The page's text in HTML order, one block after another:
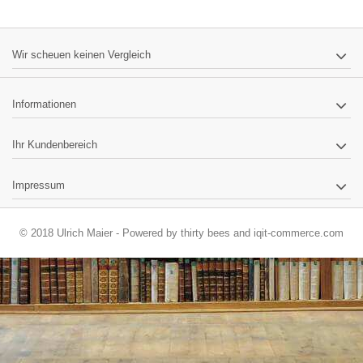
Wir scheuen keinen Vergleich
Informationen
Ihr Kundenbereich
Impressum
© 2018 Ulrich Maier - Powered by thirty bees and iqit-commerce.com